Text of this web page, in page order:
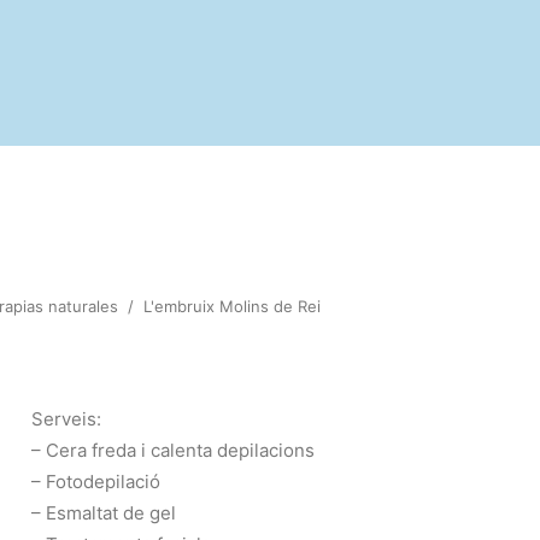
naturales / L'embruix Molins de Rei
Serveis:
– Cera freda i calenta depilacions
– Fotodepilació
– Esmaltat de gel